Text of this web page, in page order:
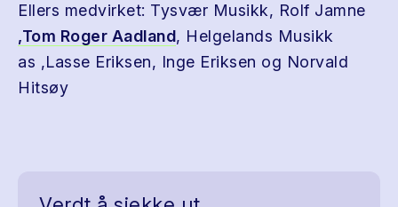
Ellers medvirket: Tysvær Musikk, Rolf Jamne
,Tom Roger Aadland, Helgelands Musikk
as ,Lasse Eriksen, Inge Eriksen og Norvald
Hitsøy